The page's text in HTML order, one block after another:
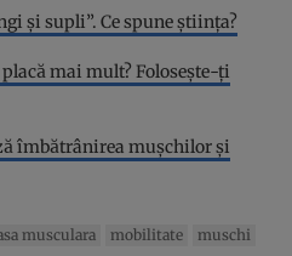
și supli”. Ce spune știința?
mai mult? Folosește-ți
îmbătrânirea mușchilor și
musculara mobilitate muschi